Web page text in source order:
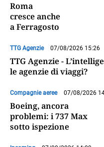
Roma
cresce anche
a Ferragosto
TTG Agenzie 07/08/2026 15:26
TTG Agenzie -
le agenzie di viaggi?
Compagnie aeree 07/08/2026
Boeing, ancora
problemi: i 737 Max
sotto ispezione